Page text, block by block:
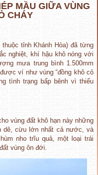
MẦU GIỮA VÙNG
CHÁY
tỉnh Khánh Hòa) đã từng
nghiệt, khí hậu khô nóng với
mưa trung bình 1.500mm
ví như vùng “đồng khô cỏ
tình trạng bấp bênh vì thiếu
vùng đất khô hạn này những
dê, cừu lớn nhất cả nước, và
nho trĩu quả, một loại trái
vùng ôn đới.